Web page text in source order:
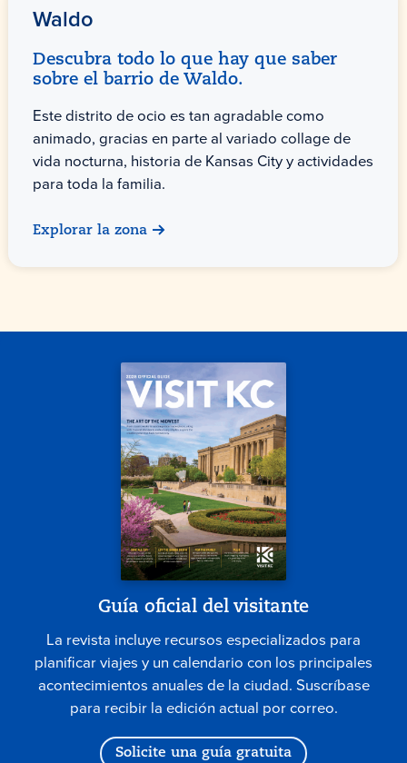
Waldo
Descubra todo lo que hay que saber
sobre el barrio de Waldo.
Este distrito de ocio es tan agradable como
animado, gracias en parte al variado collage de
vida nocturna, historia de Kansas City y actividades
para toda la familia.
Explorar la zona
Guía oficial del visitante
La revista incluye recursos especializados para
planificar viajes y un calendario con los principales
acontecimientos anuales de la ciudad. Suscríbase
para recibir la edición actual por correo.
Solicite una guía gratuita